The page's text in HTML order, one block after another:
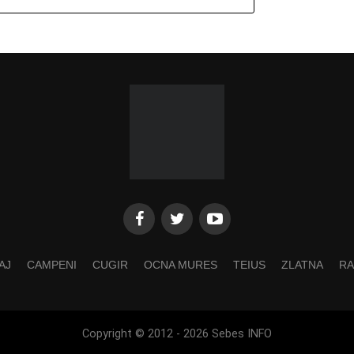
CAMPENI CUGIR OCNA MURES TEIUS ZLATNA
Copyright © 2012 - 2026 Sebes INFO